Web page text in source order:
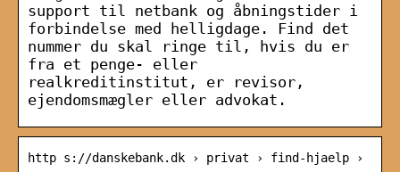
support til netbank og åbningstider i
forbindelse med helligdage. Find det
nummer du skal ringe til, hvis du er
fra et penge- eller
realkreditinstitut, er revisor,
ejendomsmægler eller advokat.
http s://danskebank.dk › privat › find-hjaelp ›